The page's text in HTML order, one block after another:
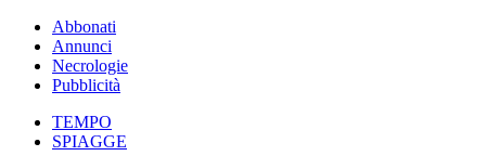
Abbonati
Annunci
Necrologie
Pubblicità
TEMPO
SPIAGGE